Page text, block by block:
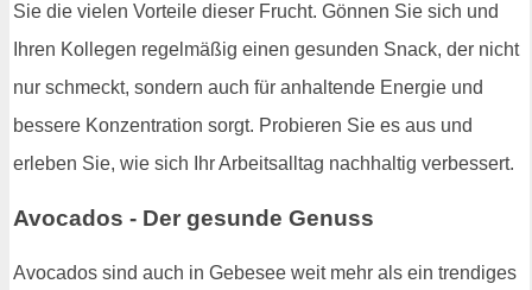
Sie die vielen Vorteile dieser Frucht. Gönnen Sie sich und
Ihren Kollegen regelmäßig einen gesunden Snack, der nicht
nur schmeckt, sondern auch für anhaltende Energie und
bessere Konzentration sorgt. Probieren Sie es aus und
erleben Sie, wie sich Ihr Arbeitsalltag nachhaltig verbessert.
Avocados - Der gesunde Genuss
Avocados sind auch in Gebesee weit mehr als ein trendiges